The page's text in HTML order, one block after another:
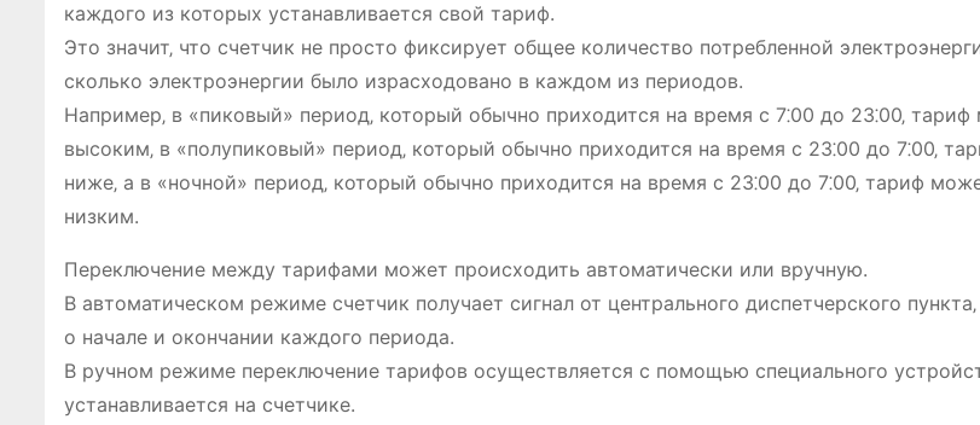
каждого из которых устанавливается свой тариф.
Это значит‚ что счетчик не просто фиксирует общее количество потребленной
сколько электроэнергии было израсходовано в каждом из периодов.
Например‚ в «пиковый» период‚ который обычно приходится на время с 7⁚00 до 23⁚00‚
высоким‚ в «полупиковый» период‚ который обычно приходится на время с 23⁚00 до 7⁚00‚
ниже‚ а в «ночной» период‚ который обычно приходится на время с 23⁚00 до 7⁚00‚ тариф
низким.
Переключение между тарифами может происходить автоматически или вручную.
В автоматическом режиме счетчик получает сигнал от центрального диспетчерского
о начале и окончании каждого периода.
В ручном режиме переключение тарифов осуществляется с помощью специального
устанавливается на счетчике.